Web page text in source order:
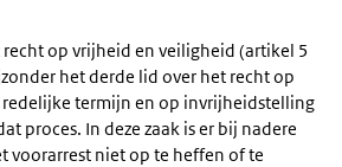
recht op vrijheid en veiligheid (artikel 5
het derde lid over het recht op
termijn en op invrijheidstelling
proces. In deze zaak is er bij nadere
voorarrest niet op te heffen of te